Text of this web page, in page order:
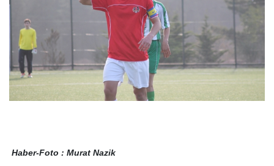
Haber-Foto : Murat Nazik